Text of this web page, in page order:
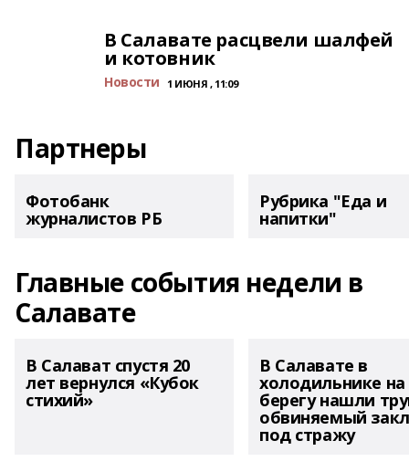
В Салавате расцвели шалфей
и котовник
Новости 1 ИЮНЯ , 11:09
Партнеры
Фотобанк
журналистов РБ
Рубрика "Еда и
напитки"
Главные события недели в
Салавате
В Салават спустя 20
лет вернулся «Кубок
стихий»
В Салавате в
холодильнике на
берегу нашли
обвиняемый
под стражу